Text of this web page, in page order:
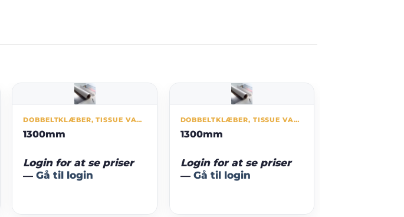
DOBBELTKLÆBER, TISSUE VARMEAKTIVERENDE
1300mm
Login for at se priser
—Gå til login
DOBBELTKLÆBER, TISSUE VARMEAKTIVERENDE
1300mm
Login for at se priser
— Gå til login